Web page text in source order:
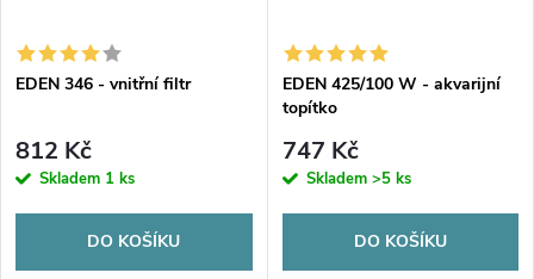
EDEN 346 - vnitřní filtr
812 Kč
Skladem 1 ks
DO KOŠÍKU
EDEN 425/100 W - akvarijní
topítko
747 Kč
Skladem >5 ks
DO KOŠÍKU